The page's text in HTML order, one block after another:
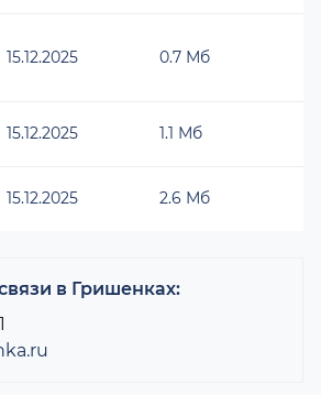
15.12.2025 0.7 Мб
15.12.2025 1.1 Мб
15.12.2025 2.6 Мб
в Гришенках: